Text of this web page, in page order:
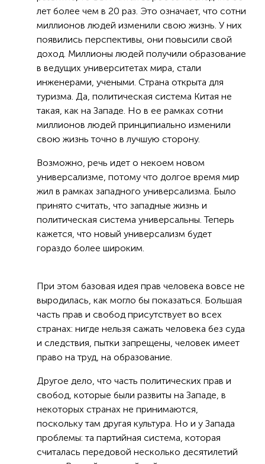
лет более чем в 20 раз. Это означает, что сотни
миллионов людей изменили свою жизнь. У них
появились перспективы, они повысили свой
доход. Миллионы людей получили образование
в ведущих университетах мира, стали
инженерами, учеными. Страна открыта для
туризма. Да, политическая система Китая не
такая, как на Западе. Но в ее рамках сотни
миллионов людей принципиально изменили
свою жизнь точно в лучшую сторону.
Возможно, речь идет о некоем новом
универсализме, потому что долгое время мир
жил в рамках западного универсализма. Было
принято считать, что западные жизнь и
политическая система универсальны. Теперь
кажется, что новый универсализм будет
гораздо более широким.
При этом базовая идея прав человека вовсе не
выродилась, как могло бы показаться. Большая
часть прав и свобод присутствует во всех
странах: нигде нельзя сажать человека без суда
и следствия, пытки запрещены, человек имеет
право на труд, на образование.
Другое дело, что часть политических прав и
свобод, которые были развиты на Западе, в
некоторых странах не принимаются,
поскольку там другая культура. Но и у Запада
проблемы: та партийная система, которая
считалась передовой несколько десятилетий